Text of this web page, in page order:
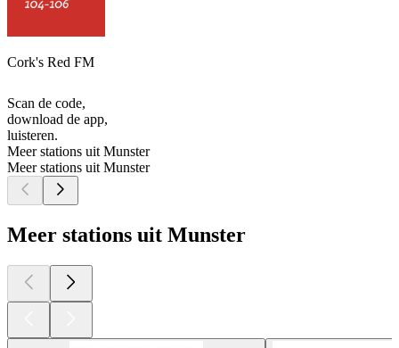
Cork's Red FM
Scan de code,
download de app,
luisteren.
Meer stations uit Munster
Meer stations uit Munster
Meer stations uit Munster